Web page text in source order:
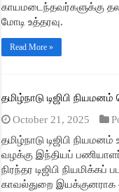
காயமடைந்தவர்களுக்கு
மோடி உத்தரவு.
Read More »
தமிழ்நாடு டிஜிபி
October 21, 2025
தமிழ்நாடு டிஜிபி
வழக்கு இந்தியப்
நிரந்தர டிஜிபி
காவல்துறை இயக்குனராக –